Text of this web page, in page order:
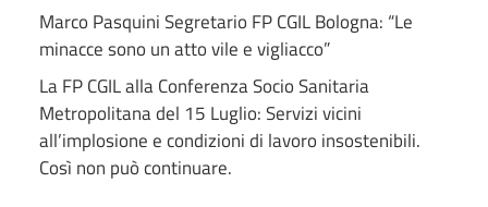
Marco Pasquini Segretario FP CGIL Bologna: “Le
minacce sono un atto vile e vigliacco”
La FP CGIL alla Conferenza Socio Sanitaria
Metropolitana del 15 Luglio: Servizi vicini
all’implosione e condizioni di lavoro insostenibili.
Così non può continuare.